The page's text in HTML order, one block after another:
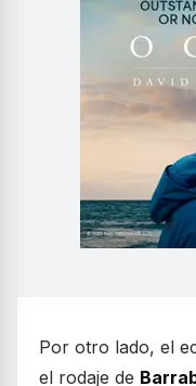
Por otro lado, el
el rodaje de